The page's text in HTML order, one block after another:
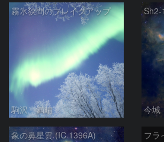
霧氷狭間のブレイクアップ
駒沢 満晴
Sh2-
今
象の鼻星雲 (IC 1396A)